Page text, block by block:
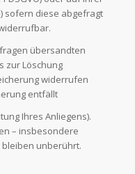
sofern diese abgefragt
übersandten
zur Löschung
widerrufen
entfällt
Ihres Anliegens).
– insbesondere
unberührt.